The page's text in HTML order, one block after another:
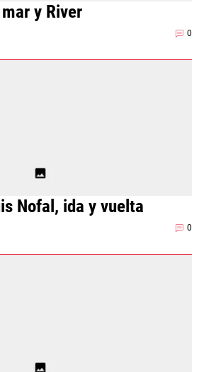
y River
0
Nofal, ida y vuelta
0